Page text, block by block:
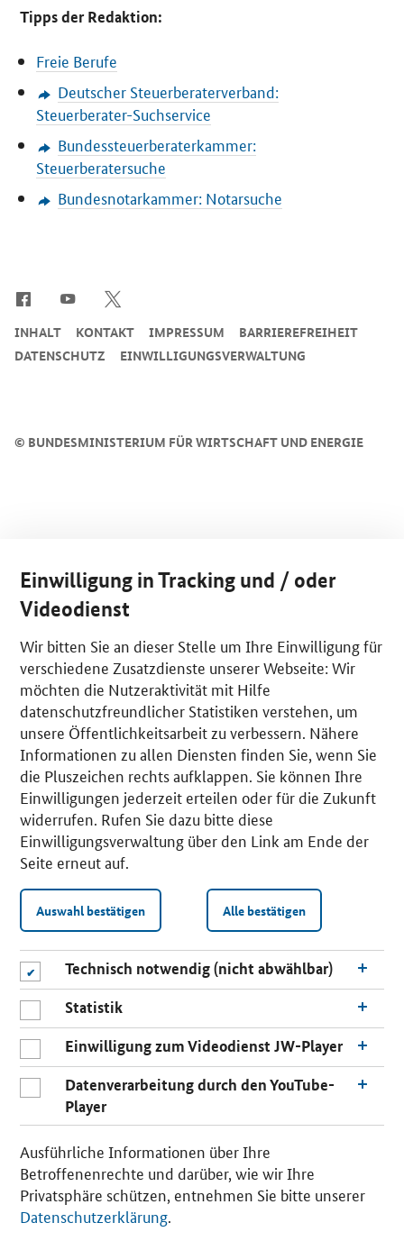
Tipps der Redaktion:
Freie Berufe
Deutscher Steuerberaterverband:
Steuerberater-Suchservice
Bundessteuerberaterkammer:
Steuerberatersuche
Bundesnotarkammer: Notarsuche
n
© BUNDESMINISTERIUM FÜR WIRTSCHAFT UND ENERGIE
INHALT KONTAKT IMPRESSUM
BARRIEREFREIHEIT
DATENSCHUTZ
EINWILLIGUNGSVERWALTUNG
Einwilligung in Tracking und / oder
Videodienst
Wir bitten Sie an dieser Stelle um Ihre Einwilligung für
verschiedene Zusatzdienste unserer Webseite: Wir
möchten die Nutzeraktivität mit Hilfe
datenschutzfreundlicher Statistiken verstehen, um
unsere Öffentlichkeitsarbeit zu verbessern. Nähere
Informationen zu allen Diensten finden Sie, wenn Sie
die Pluszeichen rechts aufklappen. Sie können Ihre
Einwilligungen jederzeit erteilen oder für die Zukunft
widerrufen. Rufen Sie dazu bitte diese
Einwilligungsverwaltung über den Link am Ende der
Seite erneut auf.
Auswahl bestätigen Alle bestätigen
Technisch notwendig (nicht abwählbar)
Statistik
Einwilligung zum Videodienst JW-Player
Datenverarbeitung durch den YouTube-
Player
Ausführliche Informationen über Ihre
Betroffenenrechte und darüber, wie wir Ihre
Privatsphäre schützen, entnehmen Sie bitte unserer
Datenschutzerklärung.